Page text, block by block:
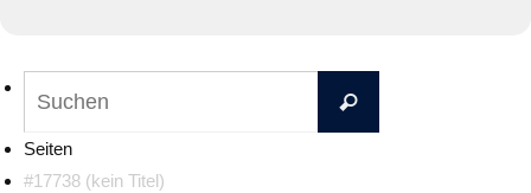
Suchen
Seiten
#17738 (kein Titel)